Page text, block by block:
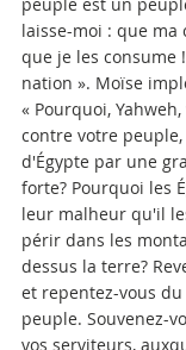
laisse-moi : que ma
que je les consume
nation ». Moïse
« Pourquoi,
contre votre
d'Égypte par une
forte? Pourquoi les
leur malheur qu'il
périr dans les
dessus la terre?
et repentez-vous
peuple. Souvenez-
vos serviteurs,